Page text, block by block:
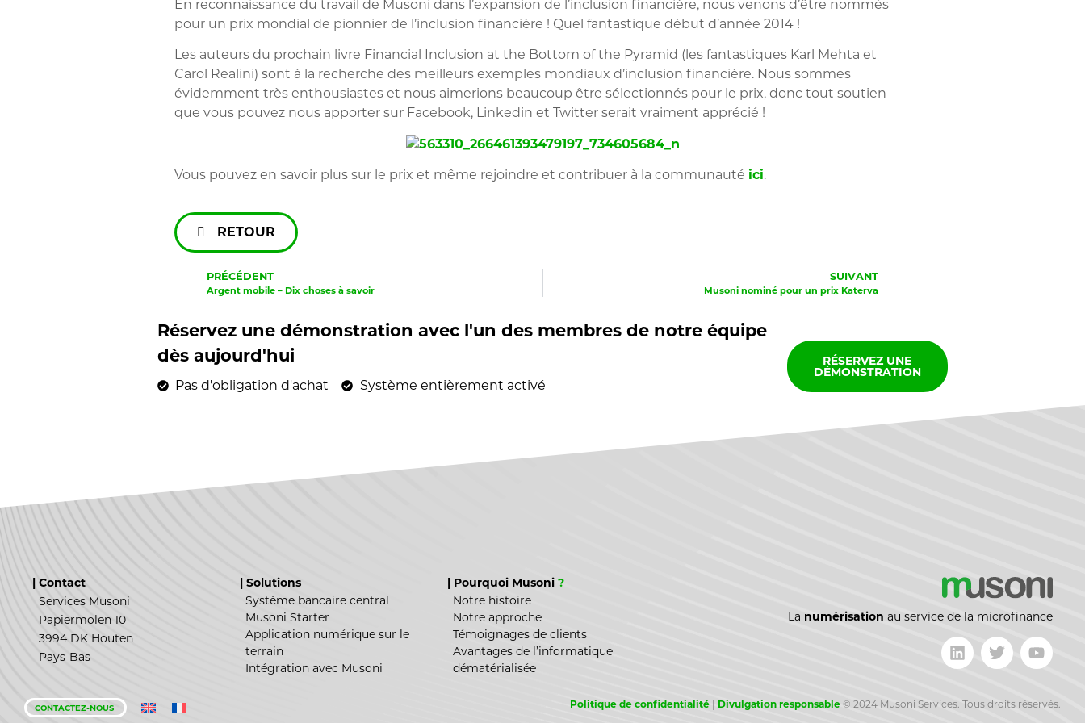
En reconnaissance du travail de Musoni dans l’expansion de l’inclusion financière, nous venons d’être nommés
pour un prix mondial de pionnier de l’inclusion financière ! Quel fantastique début d’année 2014 !
Les auteurs du prochain livre Financial Inclusion at the Bottom of the Pyramid (les fantastiques Karl Mehta et
Carol Realini) sont à la recherche des meilleurs exemples mondiaux d’inclusion financière. Nous sommes
évidemment très enthousiastes et nous aimerions beaucoup être sélectionnés pour le prix, donc tout soutien
que vous pouvez nous apporter sur Facebook, Linkedin et Twitter serait vraiment apprécié !
Vous pouvez en savoir plus sur le prix et même rejoindre et contribuer à la communauté ici.
RETOUR
SUIVANT
Musoni nominé pour un prix Katerva
PRÉCÉDENT
Argent mobile – Dix choses à savoir
Réservez une démonstration avec l'un des membres de notre équipe
dès aujourd'hui
Pas d'obligation d'achat
Système entièrement activé
RÉSERVEZ UNE
DÉMONSTRATION
| Contact
Services Musoni
Papiermolen 10
3994 DK Houten
Pays-Bas
| Solutions
Système bancaire central
Musoni Starter
Application numérique sur le
terrain
Intégration avec Musoni
| Pourquoi Musoni ?
Notre histoire
Notre approche
Témoignages de clients
Avantages de l’informatique
dématérialisée
La numérisation au service de la microfinance
CONTACTEZ-NOUS Politique de confidentialité | Divulgation responsable © 2024 Musoni Services. Tous droits réservés.